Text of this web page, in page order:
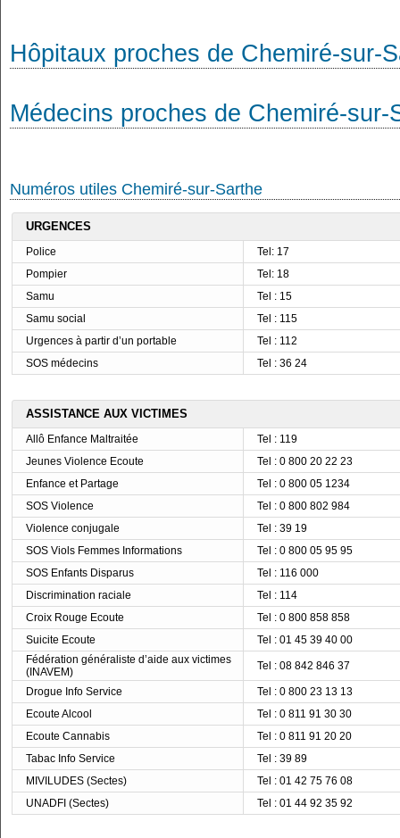
Hôpitaux proches de Chemiré-sur-
Médecins proches de Chemiré-sur-
Numéros utiles Chemiré-sur-Sarthe
URGENCES
Police
Tel: 17
Pompier
Tel: 18
Samu
Tel : 15
Samu social
Tel : 115
Urgences à partir d’un portable
Tel : 112
SOS médecins
Tel : 36 24
ASSISTANCE AUX VICTIMES
Allô Enfance Maltraitée
Tel : 119
Jeunes Violence Ecoute
Tel : 0 800 20 22 23
Enfance et Partage
Tel : 0 800 05 1234
SOS Violence
Tel : 0 800 802 984
Violence conjugale
Tel : 39 19
SOS Viols Femmes Informations
Tel : 0 800 05 95 95
SOS Enfants Disparus
Tel : 116 000
Discrimination raciale
Tel : 114
Croix Rouge Ecoute
Tel : 0 800 858 858
Suicite Ecoute
Tel : 01 45 39 40 00
Fédération généraliste d’aide aux victimes
(INAVEM)
Tel : 08 842 846 37
Drogue Info Service
Tel : 0 800 23 13 13
Ecoute Alcool
Tel : 0 811 91 30 30
Ecoute Cannabis
Tel : 0 811 91 20 20
Tabac Info Service
Tel : 39 89
MIVILUDES (Sectes)
Tel : 01 42 75 76 08
UNADFI (Sectes)
Tel : 01 44 92 35 92